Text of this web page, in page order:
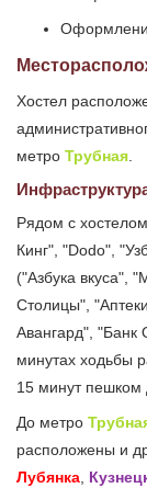
Хостел
метро Трубная.
Рядом с
Кинг", "Dodo",
("Азбука вкуса",
Столицы",
Авангард", "Банк
минутах ходьбы
15 минут
До метро
расположены и
Лубянка,